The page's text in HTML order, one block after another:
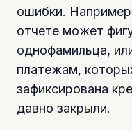
ошибки.
отчете может
однофамильца,
платежам,
зафиксирована
давно закрыли.